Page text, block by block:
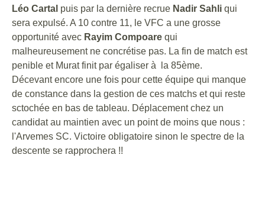
Léo Cartal puis par la dernière recrue Nadir Sahli qui
sera expulsé. A 10 contre 11, le VFC a une grosse
opportunité avec Rayim Compoare qui
malheureusement ne concrétise pas. La fin de match est
penible et Murat finit par égaliser à la 85ème.
Décevant encore une fois pour cette équipe qui manque
de constance dans la gestion de ces matchs et qui reste
sctochée en bas de tableau. Déplacement chez un
candidat au maintien avec un point de moins que nous :
l'Arvemes SC. Victoire obligatoire sinon le spectre de la
descente se rapprochera !!